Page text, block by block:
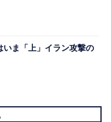
いま「上」イラン攻撃の